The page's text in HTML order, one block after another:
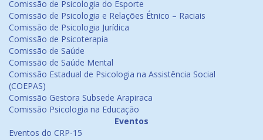
Comissão de Psicologia do Esporte
Comissão de Psicologia e Relações Étnico – Raciais
Comissão de Psicologia Jurídica
Comissão de Psicoterapia
Comissão de Saúde
Comissão de Saúde Mental
Comissão Estadual de Psicologia na Assistência Social
(COEPAS)
Comissão Gestora Subsede Arapiraca
Comissão Psicologia na Educação
Eventos
Eventos do CRP-15